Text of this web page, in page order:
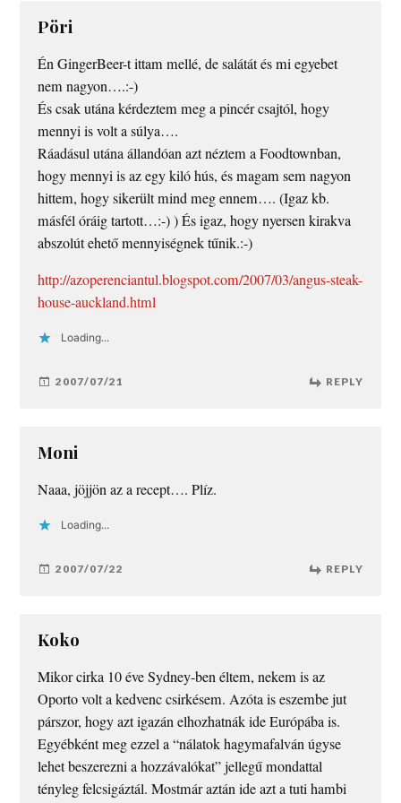
Pöri
Én GingerBeer-t ittam mellé, de salátát és mi egyebet
nem nagyon….:-)
És csak utána kérdeztem meg a pincér csajtól, hogy
mennyi is volt a súlya….
Ráadásul utána állandóan azt néztem a Foodtownban,
hogy mennyi is az egy kiló hús, és magam sem nagyon
hittem, hogy sikerült mind meg ennem…. (Igaz kb.
másfél óráig tartott…:-) ) És igaz, hogy nyersen kirakva
abszolút ehető mennyiségnek tűnik.:-)
http://azoperenciantul.blogspot.com/2007/03/angus-steak-
house-auckland.html
Loading...
2007/07/21 REPLY
Moni
Naaa, jöjjön az a recept…. Plíz.
Loading...
2007/07/22 REPLY
Koko
Mikor cirka 10 éve Sydney-ben éltem, nekem is az
Oporto volt a kedvenc csirkésem. Azóta is eszembe jut
párszor, hogy azt igazán elhozhatnák ide Európába is.
Egyébként meg ezzel a “nálatok hagymafalván úgyse
lehet beszerezni a hozzávalókat” jellegű mondattal
tényleg felcsigáztál. Mostmár aztán ide azt a tuti hambi